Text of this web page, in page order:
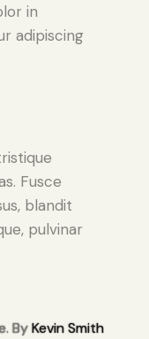
in
adipiscing
Fusce
blandit
pulvinar
ByKevin Smith